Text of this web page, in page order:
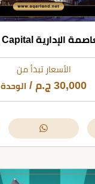
الأسعار تبدأ من
30,000 ج.م / الوحدة